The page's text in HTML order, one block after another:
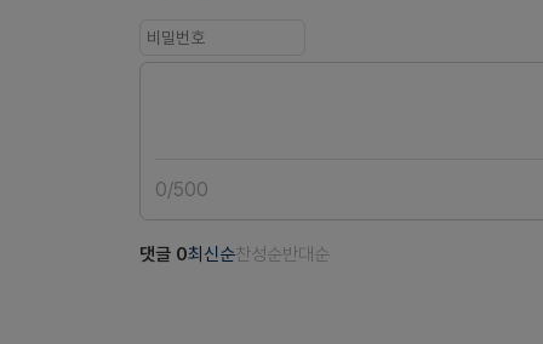
0/500
댓글 0최신순찬성순반대순